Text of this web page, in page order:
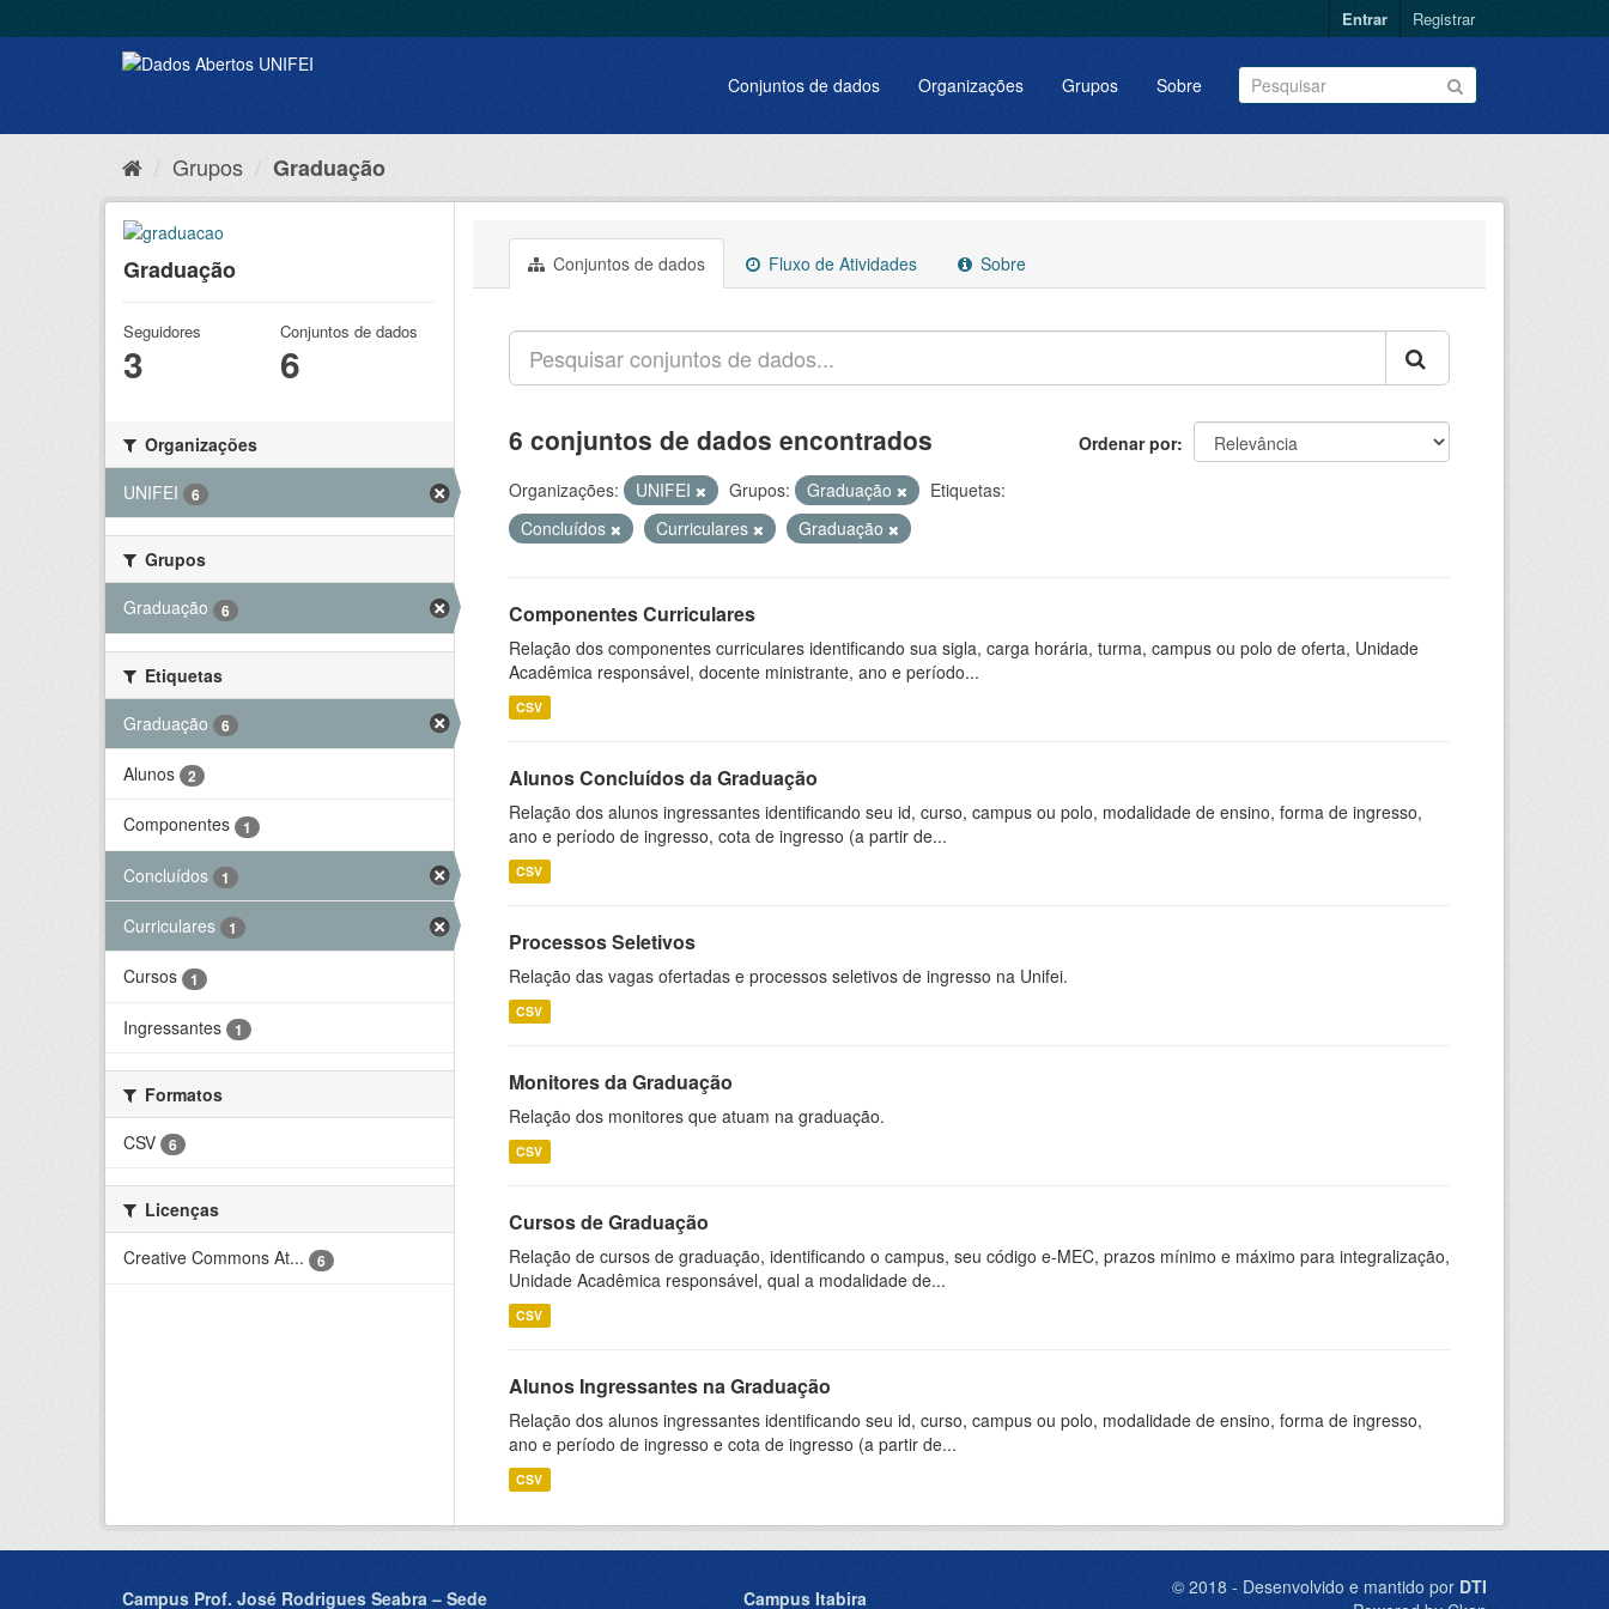
Entrar Registrar
Conjuntos de dados Organizações Grupos Sobre
Grupos Graduação
Graduação
Seguidores
3
Conjuntos de dados
6
Organizações
UNIFEI
6
Grupos
Graduação
6
Etiquetas
Graduação
6
Alunos 2
Componentes 1
Concluídos 1
Curriculares 1
Cursos 1
Ingressantes 1
Formatos
CSV
6
Licenças
Creative Commons At...
6
Conjuntos de dados Fluxo de Atividades Sobre
Ordenar por
6 conjuntos de dados encontrados
Organizações: UNIFEI Grupos: Graduação
Etiquetas:
Concluídos
Curriculares Graduação
Componentes Curriculares
Relação dos componentes curriculares identificando sua sigla, carga horária, turma, campus ou polo de oferta, Unidade
Acadêmica responsável, docente ministrante, ano e período...
CSV
Alunos Concluídos da Graduação
Relação dos alunos ingressantes identificando seu id, curso, campus ou polo, modalidade de ensino, forma de ingresso,
ano e período de ingresso, cota de ingresso (a partir de...
CSV
Processos Seletivos
Relação das vagas ofertadas e processos seletivos de ingresso na Unifei.
CSV
Monitores da Graduação
Relação dos monitores que atuam na graduação.
CSV
Cursos de Graduação
Relação de cursos de graduação, identificando o campus, seu código e-MEC, prazos mínimo e máximo para integralização,
Unidade Acadêmica responsável, qual a modalidade de...
CSV
Alunos Ingressantes na Graduação
Relação dos alunos ingressantes identificando seu id, curso, campus ou polo, modalidade de ensino, forma de ingresso,
ano e período de ingresso e cota de ingresso (a partir de...
CSV
Campus Prof. José Rodrigues Seabra – Sede Campus Itabira © 2018 - Desenvolvido e mantido por DTI